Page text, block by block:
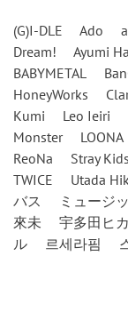
(G)I-DLE Ado
Dream!
Ayumi
BABYMETAL
HoneyWorks
Kumi
Leo Ieiri
Monster
LOONA
ReoNa
Stray Kids
TWICE
Utada
バス
ミュージ
來未
宇多田ヒ
ル
르세라핌